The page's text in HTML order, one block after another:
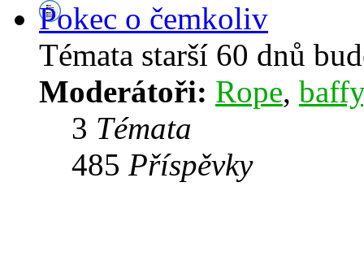
Pokec o čemkoliv
Témata starší 60 dnů
Moderátoři: Rope, baffy
3 Témata
485 Příspěvky